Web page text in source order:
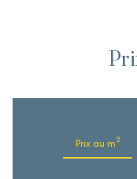
Prix au m2